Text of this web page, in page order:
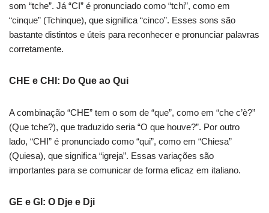
som “tche”. Já “CI” é pronunciado como “tchi”, como em
“cinque” (Tchinque), que significa “cinco”. Esses sons são
bastante distintos e úteis para reconhecer e pronunciar palavras
corretamente.
CHE e CHI: Do Que ao Qui
A combinação “CHE” tem o som de “que”, como em “che c’è?”
(Que tche?), que traduzido seria “O que houve?”. Por outro
lado, “CHI” é pronunciado como “qui”, como em “Chiesa”
(Quiesa), que significa “igreja”. Essas variações são
importantes para se comunicar de forma eficaz em italiano.
GE e GI: O Dje e Dji